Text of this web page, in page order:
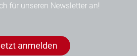
für unseren Newsletter an!
anmelden